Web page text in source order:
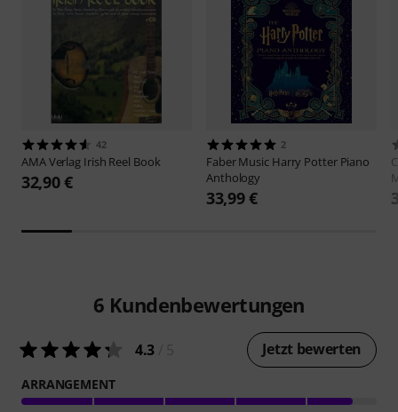
42
AMA Verlag Irish Reel Book
32,90 €
2
Faber Music Harry Potter Piano
Anthology
33,99 €
6 Kundenbewertungen
4.3 Jetzt bewerten
ARRANGEMENT